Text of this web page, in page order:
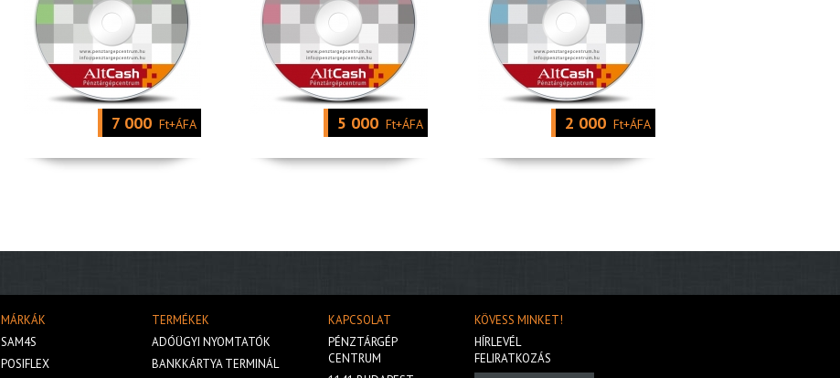
7 000 Ft+ÁFA 5 000 Ft+ÁFA 2 000 Ft+ÁFA
MÁRKÁK
SAM4S
POSIFLEX
TERMÉKEK
ADÓÜGYI NYOMTATÓK
BANKKÁRTYA TERMINÁL
KAPCSOLAT
PÉNZTÁRGÉP
CENTRUM
KÖVESS MINKET!
HÍRLEVÉL
FELIRATKOZÁS